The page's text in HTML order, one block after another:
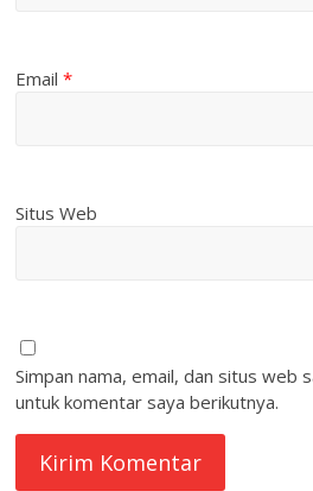
Email*
Situs Web
Simpan nama, email, dan situs web
untuk komentar saya berikutnya.